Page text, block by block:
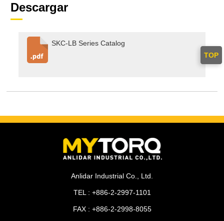
TOP
Descargar
SKC-LB Series Catalog
Anlidar Industrial Co., Ltd.
TEL : +886-2-2997-1101
FAX : +886-2-2998-8055